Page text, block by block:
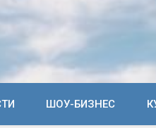
ШОУ-БИЗНЕС